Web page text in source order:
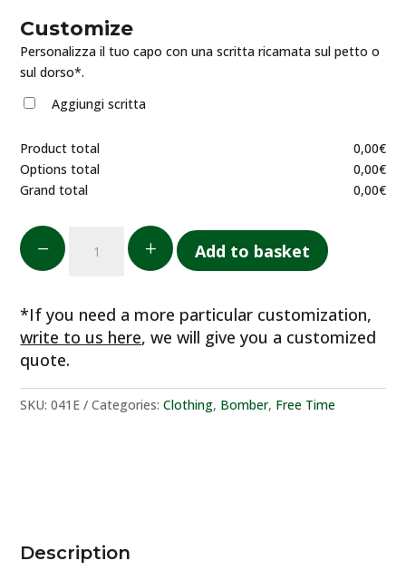
Customize
Personalizza il tuo capo con una scritta ricamata sul petto o
sul dorso*.
Aggiungi scritta
Product total 0,00€
Options total
0,00€
Grand total
0,00€
K
unisex
interno
in
retina
L Add to basket
*If you need a more particular customization,
write to us here, we will give you a customized
quote.
SKU:041E Categories:Clothing, Bomber, Free Time
Description